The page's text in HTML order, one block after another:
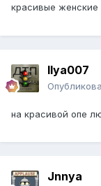
красивые женские
Ilya007
на красивой опе
Jnnya